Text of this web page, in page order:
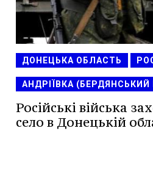
ДОНЕЦЬКА ОБЛАСТЬ
АНДРІЇВКА (БЕРДЯНСЬКИЙ
Російські війська
село в Донецькій